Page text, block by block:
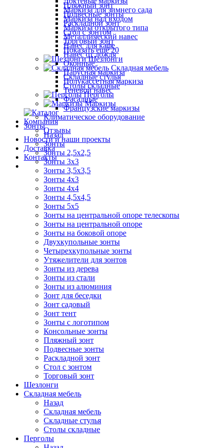
Пляжный зонт
Подвесные зонты
Раскладной зонт
Стол с зонтом
Торговый зонт
Показать ещё 20
Шезлонги
Складная мебель
Складные стулья
Столы складные
Перголы
Маркизы
Компания
Отзывы
Новости и наши проекты
Доставка
Контакты
Маркиза для зимнего сада
Маркиза над входом
Маркиза открытого типа
Металлический навес
Навес для кафе
Навес от дождя
Оконные
Парусная маркиза
Полукассетная маркиза
Теневой навес
Фасадные
Французские маркизы
Климатическое оборудование
Зонты
Назад
Зонты
Зонты 2,5х2,5
Зонты 3х3
Зонты 3,5х3,5
Зонты 4х3
Зонты 4х4
Зонты 4,5х4,5
Зонты 5х5
Зонты на центральной опоре телескопы
Зонты на центральной опоре
Зонты на боковой опоре
Двухкупольные зонты
Четырехкупольные зонты
Утяжелители для зонтов
Зонты из дерева
Зонты из стали
Зонты из алюминия
Зонт для беседки
Зонт садовый
Зонт тент
Зонты с логотипом
Консольные зонты
Пляжный зонт
Подвесные зонты
Раскладной зонт
Стол с зонтом
Торговый зонт
Шезлонги
Складная мебель
Назад
Складная мебель
Складные стулья
Столы складные
Перголы